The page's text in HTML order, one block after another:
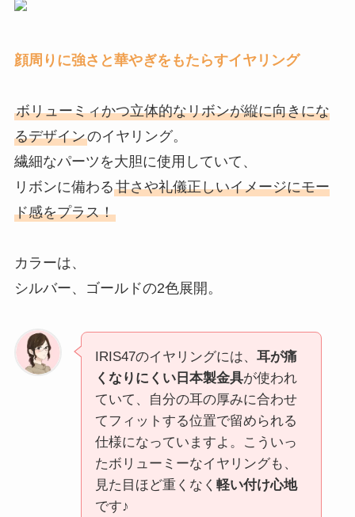
顔周りに強さと華やぎをもたらすイヤリング
ボリューミィかつ立体的なリボンが縦に向きにな
るデザインのイヤリング。
繊細なパーツを大胆に使用していて、
リボンに備わる甘さや礼儀正しいイメージにモー
ド感をプラス！
カラーは、
シルバー、ゴールドの2色展開。
IRIS47のイヤリングには、 耳が痛
くなりにくい日本製金具が使われ
ていて、自分の耳の厚みに合わせ
てフィットする位置で留められる
仕様になっていますよ。こういっ
たボリューミーなイヤリングも、
見た目ほど重くなく 軽い付け心地
です♪